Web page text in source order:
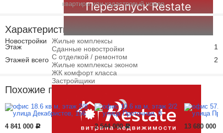
Новостройки
Жилые комплексы
Сданные новостройки
С отделкой / ремонтом
Жилые комплексы эконом
ЖК комфорт класса
Застройщики
квартиры или кадастровый номер.
Характеристики
Этаж
1
Этажей всего
2
Похожие предложения
4 841 000 Р 2 544 000Р 13 680 000